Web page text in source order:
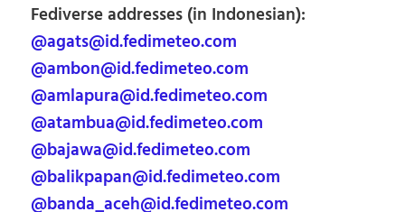
Fediverse addresses (in Indonesian):
@agats@id.fedimeteo.com
@ambon@id.fedimeteo.com
@amlapura@id.fedimeteo.com
@atambua@id.fedimeteo.com
@bajawa@id.fedimeteo.com
@balikpapan@id.fedimeteo.com
@banda_aceh@id.fedimeteo.com